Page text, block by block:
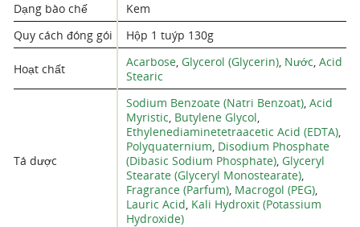
Dạng bào chế
Kem
Quy cách đóng gói
Hộp 1 tuýp 130g
Hoạt chất Acarbose, Glycerol (Glycerin), Nước, Acid
Stearic
Tá dược
Sodium Benzoate (Natri Benzoat), Acid
Myristic, Butylene Glycol,
Ethylenediaminetetraacetic Acid (EDTA),
Polyquaternium, Disodium Phosphate
(Dibasic Sodium Phosphate), Glyceryl
Stearate (Glyceryl Monostearate),
Fragrance (Parfum), Macrogol (PEG),
Lauric Acid, Kali Hydroxit (Potassium
Hydroxide)